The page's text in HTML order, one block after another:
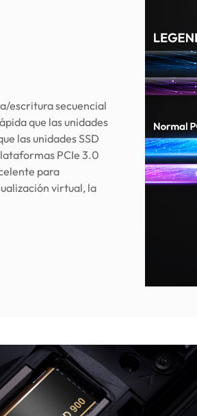
escritura secuencial
que las unidades
las unidades SSD
PCIe 3.0
para
virtual, la